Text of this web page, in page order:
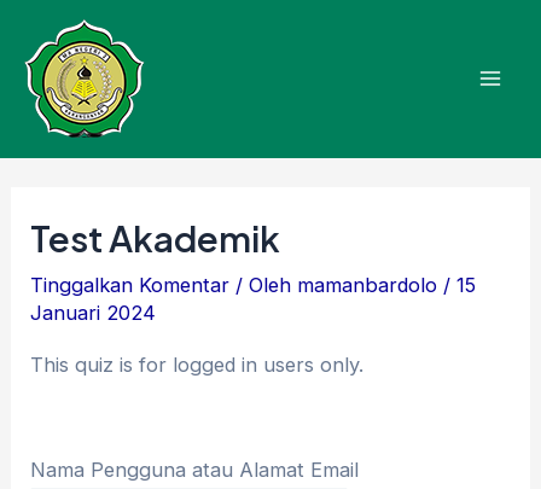
konten
Test Akademik
Tinggalkan Komentar / Oleh mamanbardolo /15
Januari 2024
This quiz is for logged in users only.
Nama Pengguna atau Alamat Email
Navigasi
pos